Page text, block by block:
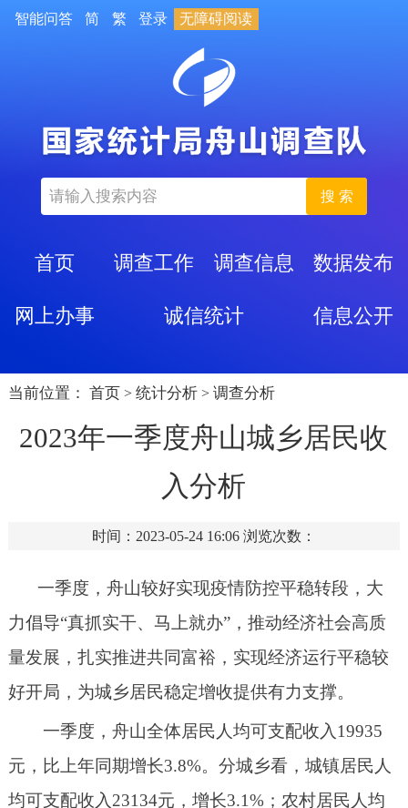
智能问答 简 繁 登录 无障碍阅读
搜 索
首页 调查工作 调查信息 数据发布
网上办事 诚信统计 信息公开
当前位置： 首页 > 统计分析 > 调查分析
2023年一季度舟山城乡居民收
入分析
时间：2023-05-24 16:06 浏览次数：
一季度，舟山较好实现疫情防控平稳转段，大
力倡导“真抓实干、马上就办”，推动经济社会高质
量发展，扎实推进共同富裕，实现经济运行平稳较
好开局，为城乡居民稳定增收提供有力支撑。
一季度，舟山全体居民人均可支配收入19935
元，比上年同期增长3.8%。分城乡看，城镇居民人
均可支配收入23134元，增长3.1%；农村居民人均